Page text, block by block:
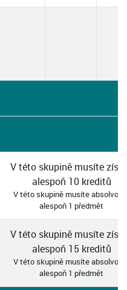
V této skupině musíte
alespoň 10 kreditů
V této skupině musíte
alespoň 1 předmět
V této skupině musíte
alespoň 15 kreditů
V této skupině musíte
alespoň 1 předmět